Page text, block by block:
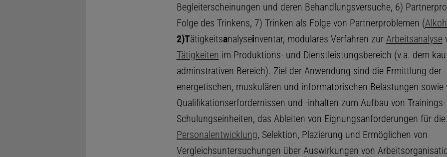
Begleiterscheinungen und deren Behandlungsversuche, 6)
Folge des Trinkens, 7) Trinken als Folge von Partnerproblemen (
2)Tätigkeitsanalyseinventar, modulares Verfahren zur Arbeitsanalyse
Tätigkeiten im Produktions- und Dienstleistungsbereich (v.a. dem
adminstrativen Bereich). Ziel der Anwendung sind die Ermittlung der
energetischen, muskulären und informatorischen Belastungen sowie
Qualifikationserfordernissen und -inhalten zum Aufbau von
Schulungseinheiten, das Ableiten von Eignungsanforderungen für die
Personalentwicklung, Selektion, Plazierung und Ermöglichen von
Vergleichsuntersuchungen über Auswirkungen von